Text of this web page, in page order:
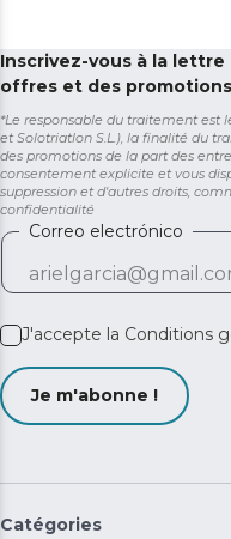
Inscrivez-vous à la
offres et des
*Le responsable du traitement est
et Solotriatlon S.L.), la finalité du
des promotions de la part des
consentement explicite et vous
suppression et d'autres droits,
confidentialité
Correo electrónico
J'accepte la Conditions
Je m'abonne !
Catégories